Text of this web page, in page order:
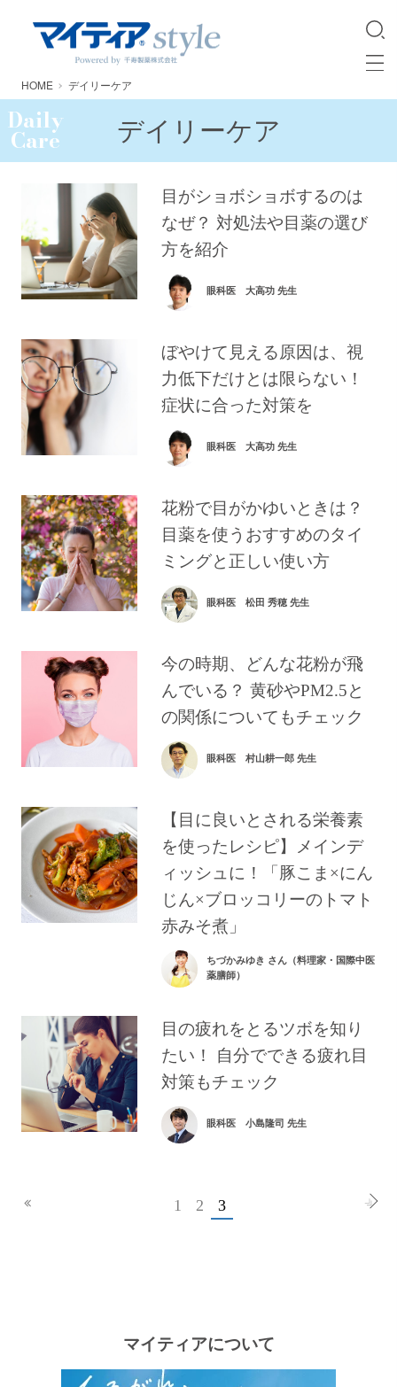
HOME デイリーケア
Daily
Care デイリーケア
目がショボショボするのは
なぜ？ 対処法や目薬の選び
方を紹介
眼科医 大高功 先生
ぼやけて見える原因は、視
力低下だけとは限らない！
症状に合った対策を
眼科医 大高功 先生
花粉で目がかゆいときは？
目薬を使うおすすめのタイ
ミングと正しい使い方
眼科医 松田 秀穂 先生
今の時期、どんな花粉が飛
んでいる？ 黄砂やPM2.5と
の関係についてもチェック
眼科医 村山耕一郎 先生
【目に良いとされる栄養素
を使ったレシピ】メインデ
ィッシュに！「豚こま×にん
じん×ブロッコリーのトマト
赤みそ煮」
ちづかみゆき さん（料理家・国際中医
薬膳師）
目の疲れをとるツボを知り
たい！ 自分でできる疲れ目
対策もチェック
眼科医 小島隆司 先生
1 2 3
マイティアについて